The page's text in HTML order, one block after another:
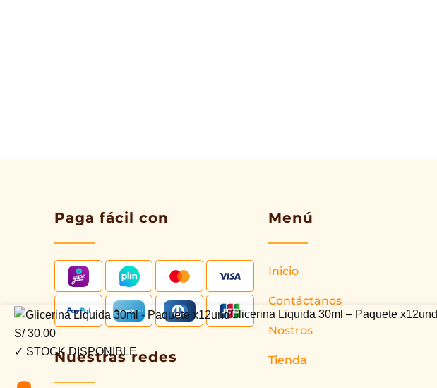
Paga fácil con
Nuestras redes
Menú
Inicio
Contáctanos
Nostros
Tienda
Glicerina Liquida 30ml – Paquete x12und
S/30.00
✓ STOCK DISPONIBLE
Glicerina
Liquida
30ml